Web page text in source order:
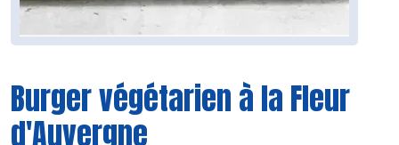
Burger végétarien à la Fleur
d'Auvergne